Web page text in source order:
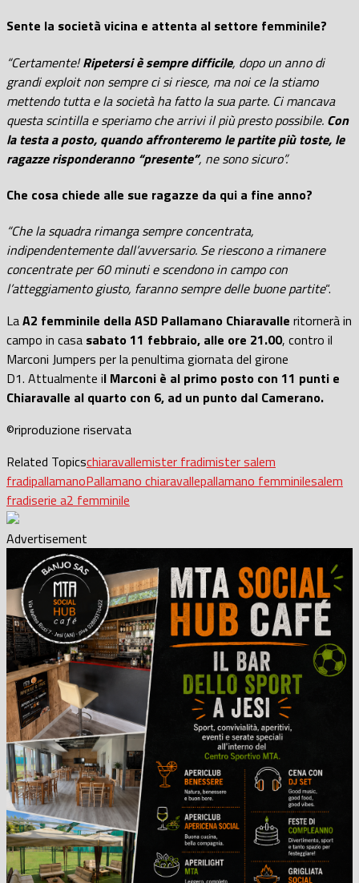
Sente la società vicina e attenta al settore femminile?
“Certamente!Ripetersi è sempre difficile, dopo un anno di
grandi exploit non sempre ci si riesce, ma noi ce la stiamo
mettendo tutta e la società ha fatto la sua parte. Ci mancava
questa scintilla e speriamo che arrivi il più presto possibile. Con
la testa a posto, quando affronteremo le partite più toste, le
ragazze risponderanno “presente”, ne sono sicuro”.
Che cosa chiede alle sue ragazze da qui a fine anno?
“Che la squadra rimanga sempre concentrata,
indipendentemente dall’avversario. Se riescono a rimanere
concentrate per 60 minuti e scendono in campo con
l’atteggiamento giusto, faranno sempre delle buone partite“.
LaA2 femminile della ASD Pallamano Chiaravalle ritornerà in
campo in casa sabato 11 febbraio, alle ore 21.00, contro il
Marconi Jumpers per la penultima giornata del girone
D1. Attualmente il Marconi è al primo posto con 11 punti e
Chiaravalle al quarto con 6, ad un punto dal Camerano.
©riproduzione riservata
Related Topicschiaravallemister fradimister salem
fradipallamanoPallamano chiaravallepallamano femminilesalem
fradiserie a2 femminile
Advertisement